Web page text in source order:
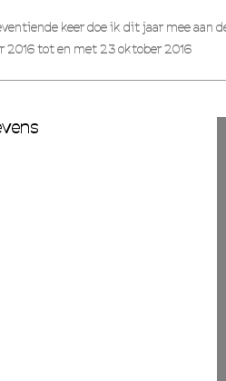
keer doe ik dit jaar mee aan
2016 tot en met 23 oktober 2016